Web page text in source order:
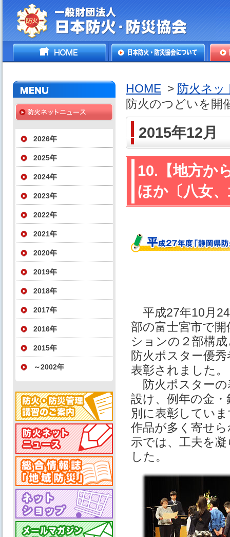
一般財団法人日本防火・防
HOME
2026年
2025年
2024年
2023年
2022年
2021年
2020年
2019年
2018年
2017年
2016年
2015年
～2002年
HOME > 防火ネッ
防火のつどいを開
2015年12月
10.【地方か
ほか〔八女
平成27年10月
部の富士宮市で
ションの２部構
防火ポスター優
表彰されました。
防火ポスターの
設け、例年の金
別に表彰してい
作品が多く寄せ
示では、工夫を
した。